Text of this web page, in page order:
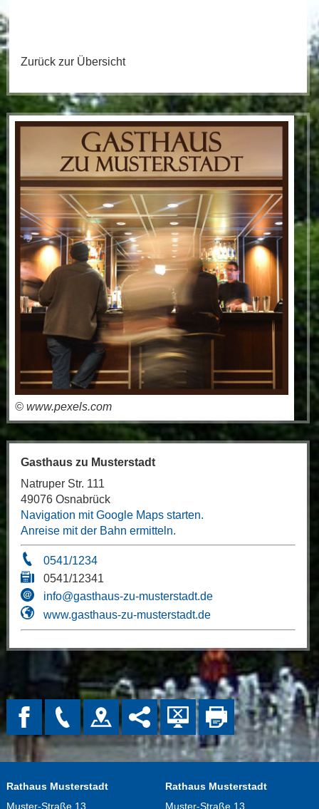
Zurück zur Übersicht
© www.pexels.com
Gasthaus zu Musterstadt
Natruper Str. 111
49076 Osnabrück
Navigation mit Google Maps starten.
Anreise mit der Bahn ermitteln.
0541/1234
0541/12341
info@gasthaus-zu-musterstadt.de
www.gasthaus-zu-musterstadt.de
Rathaus Musterstadt
Muster-Straße 13
Rathaus Musterstadt
Muster-Straße 13